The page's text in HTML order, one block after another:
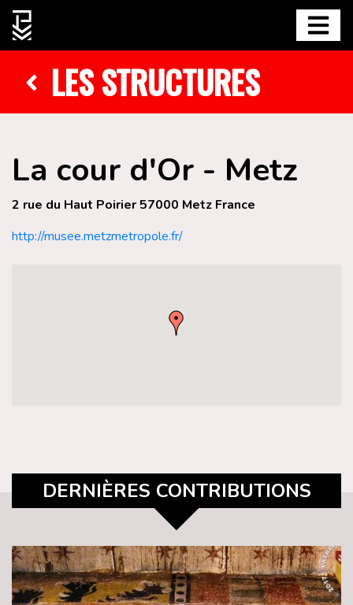
LES STRUCTURES
La cour d'Or - Metz
2 rue du Haut Poirier 57000 Metz France
http://musee.metzmetropole.fr/
DERNIÈRES CONTRIBUTIONS